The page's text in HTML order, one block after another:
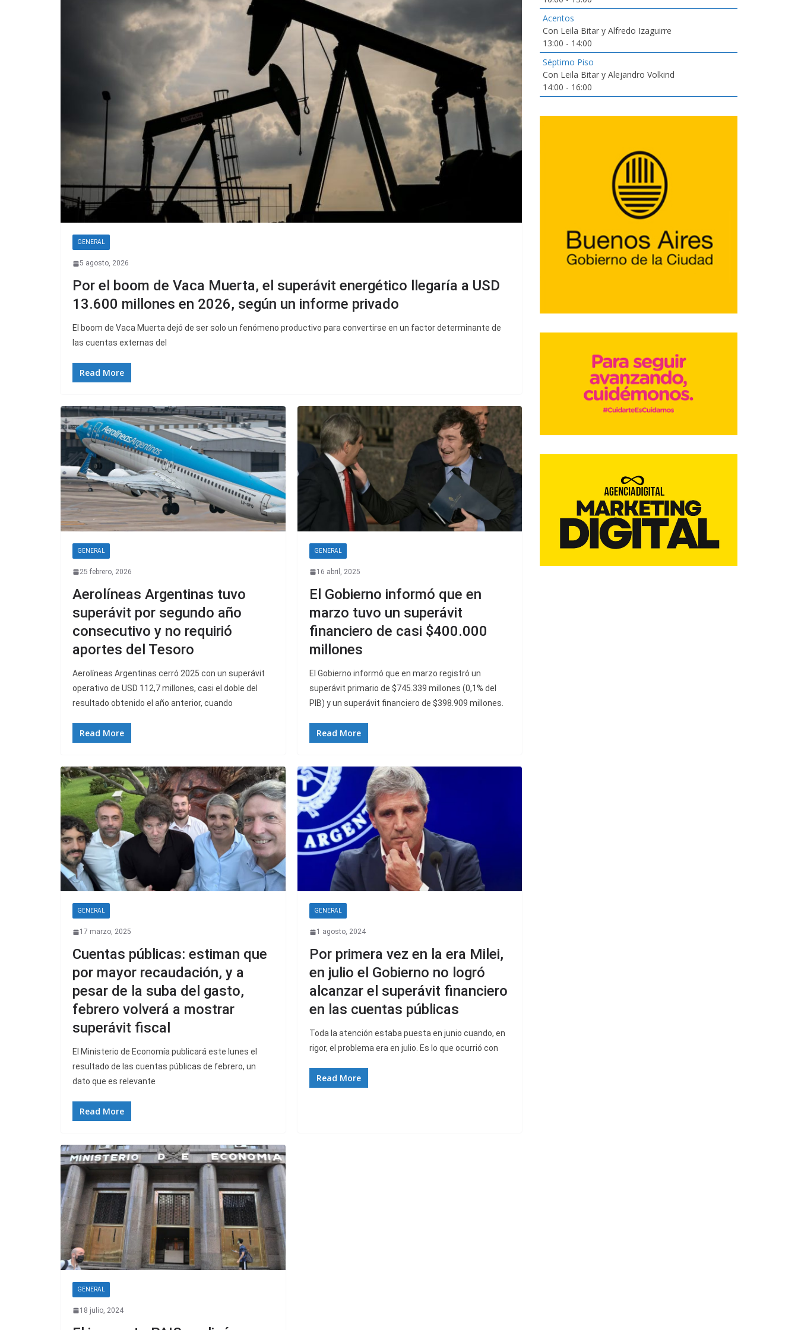
GENERAL
5 agosto, 2026
Por el boom de Vaca Muerta, el superávit energético llegaría a USD
13.600 millones en 2026, según un informe privado
El boom de Vaca Muerta dejó de ser solo un fenómeno productivo para convertirse en un factor determinante de
las cuentas externas del
Read More
GENERAL
25 febrero, 2026
Aerolíneas Argentinas tuvo
superávit por segundo año
consecutivo y no requirió
aportes del Tesoro
Aerolíneas Argentinas cerró 2025 con un superávit
operativo de USD 112,7 millones, casi el doble del
resultado obtenido el año anterior, cuando
Read More
GENERAL
16 abril, 2025
El Gobierno informó que en
marzo tuvo un superávit
financiero de casi $400.000
millones
El Gobierno informó que en marzo registró un
superávit primario de $745.339 millones (0,1% del
PIB) y un superávit financiero de $398.909 millones.
Read More
GENERAL
17 marzo, 2025
Cuentas públicas: estiman que
por mayor recaudación, y a
pesar de la suba del gasto,
febrero volverá a mostrar
superávit fiscal
El Ministerio de Economía publicará este lunes el
resultado de las cuentas públicas de febrero, un
dato que es relevante
Read More
GENERAL
1 agosto, 2024
Por primera vez en la era Milei,
en julio el Gobierno no logró
alcanzar el superávit financiero
en las cuentas públicas
Toda la atención estaba puesta en junio cuando, en
rigor, el problema era en julio. Es lo que ocurrió con
Read More
GENERAL
18 julio, 2024
Acentos
Con Leila Bitar y Alfredo Izaguirre
13:00 - 14:00
Séptimo Piso
Con Leila Bitar y Alejandro Volkind
14:00 - 16:00